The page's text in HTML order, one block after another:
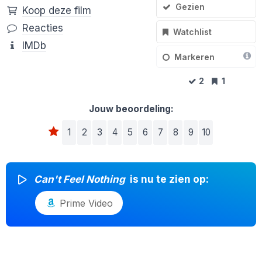
Gezien
Watchlist
Markeren
2 1
Koop deze film
Reacties
IMDb
Jouw beoordeling:
1 2 3 4 5 6 7 8 9 10
Can't Feel Nothing is nu te zien op:
Prime Video